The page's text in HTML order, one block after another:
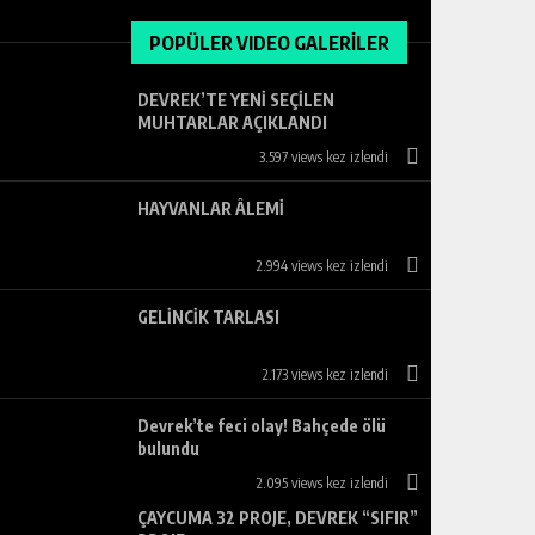
POPÜLER VIDEO GALERİLER
DEVREK’TE YENİ SEÇİLEN
MUHTARLAR AÇIKLANDI
3.597 views kez izlendi
HAYVANLAR ÂLEMİ
2.994 views kez izlendi
GELİNCİK TARLASI
2.173 views kez izlendi
Devrek’te feci olay! Bahçede ölü
bulundu
2.095 views kez izlendi
ÇAYCUMA 32 PROJE, DEVREK “SIFIR”